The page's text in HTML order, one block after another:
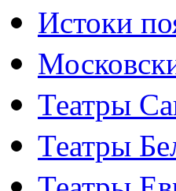
Истоки
Театры
Театры